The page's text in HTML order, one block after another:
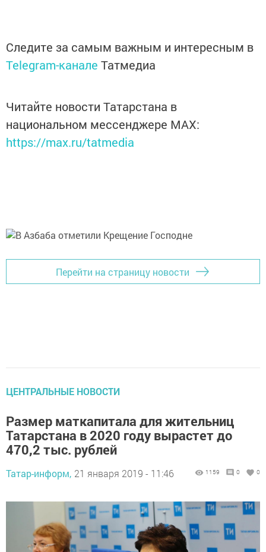
Следите за самым важным и интересным в
Telegram-канале Татмедиа
Читайте новости Татарстана в
национальном мессенджере MАХ:
https://max.ru/tatmedia
Перейти на страницу новости
ЦЕНТРАЛЬНЫЕ НОВОСТИ
Размер маткапитала для жительниц
Татарстана в 2020 году вырастет до
470,2 тыс. рублей
Татар-информ, 21 января 2019 - 11:46 1159 0 0